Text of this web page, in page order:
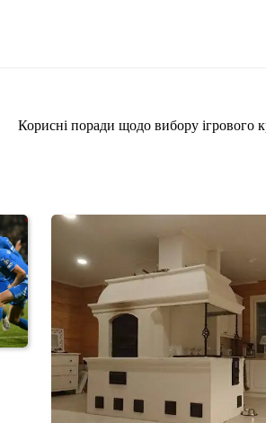
Корисні поради щодо вибору ігрового